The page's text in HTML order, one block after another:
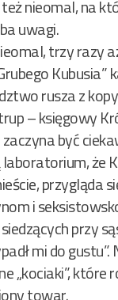
nieomal, na
uwagi.
trzy razy
Kubusia”
rusza z
– księgowy
być
że
przygląda
i
przy
mi do
„kociaki”, które
towar.